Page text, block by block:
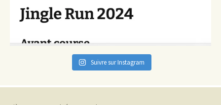
Suivre sur Instagram